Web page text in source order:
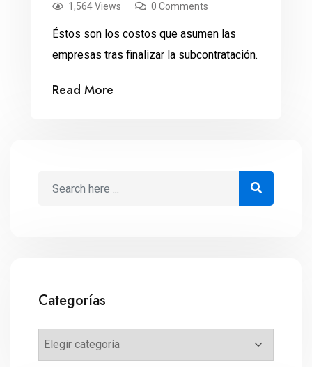
1,564 Views
0 Comments
Éstos son los costos que asumen las
empresas tras finalizar la subcontratación.
Read More
Categorías